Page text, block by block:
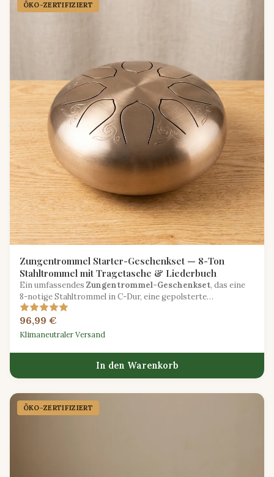
ÖKO-ZERTIFIZIERT
Zungentrommel Starter-Geschenkset — 8-Ton
Stahltrommel mit Tragetasche & Liederbuch
Ein umfassendes Zungentrommel-Geschenkset, das eine
8-notige Stahltrommel in C-Dur, eine gepolsterte
Tragetasche, zwei Schlägel und ein Anfänger-Liederbuch
enthält.
96,99 €
Klimaneutraler Versand
In den Warenkorb
ÖKO-ZERTIFIZIERT